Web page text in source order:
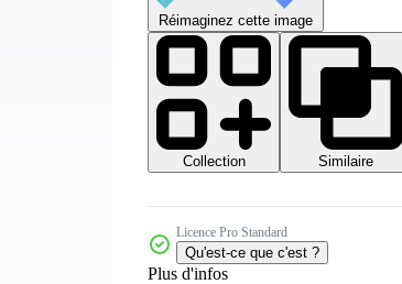
Réimaginez cette image
Collection
Similaire
Licence Pro Standard
Qu'est-ce que c'est ?
Plus d'infos